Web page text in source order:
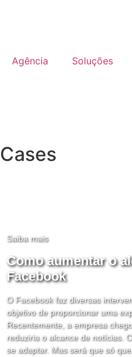
Agência Soluções
Cases
Saiba mais
Como aumentar o
Facebook
O Facebook faz diversas
objetivo de proporcionar uma
Recentemente, a empresa
reduziria o alcance de notícias.
se adaptar. Mas será que só